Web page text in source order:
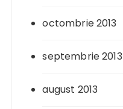
octombrie 2013
septembrie 2013
august 2013